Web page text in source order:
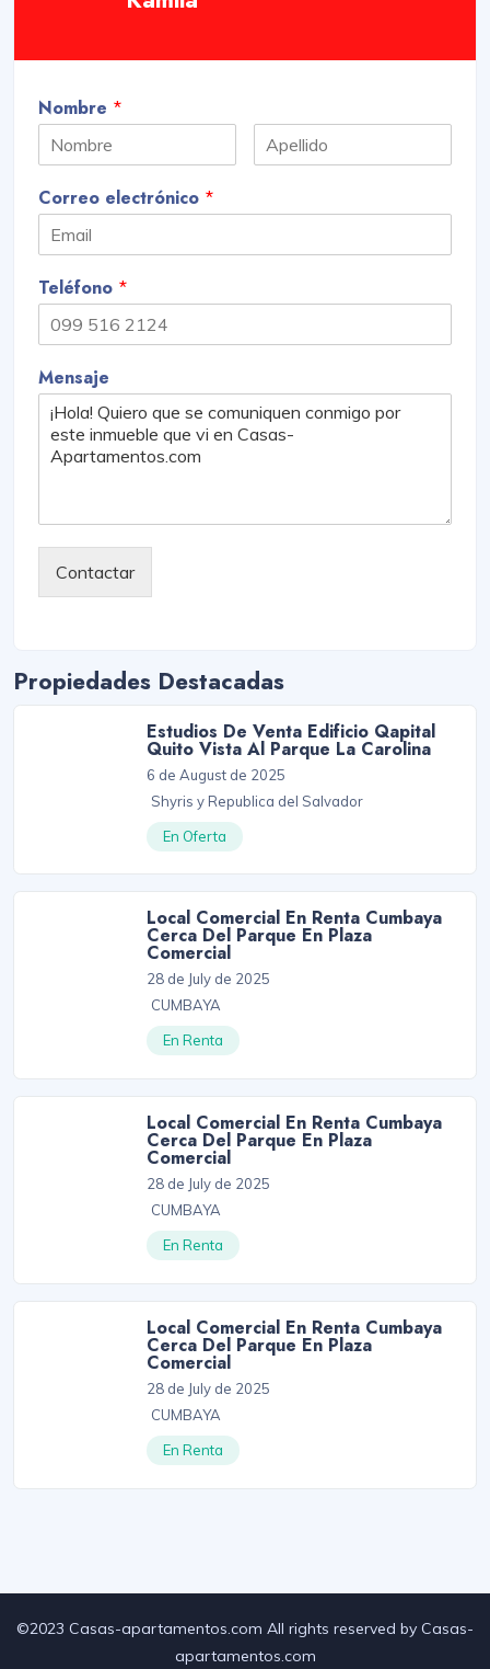
Nombre *
Correo electrónico *
Teléfono *
Mensaje
Contactar
Propiedades Destacadas
Estudios De Venta Edificio Qapital
Quito Vista Al Parque La Carolina
6 de August de 2025
Shyris y Republica del Salvador
En Oferta
Local Comercial En Renta Cumbaya
Cerca Del Parque En Plaza
Comercial
28 de July de 2025
CUMBAYA
En Renta
Local Comercial En Renta Cumbaya
Cerca Del Parque En Plaza
Comercial
28 de July de 2025
CUMBAYA
En Renta
Local Comercial En Renta Cumbaya
Cerca Del Parque En Plaza
Comercial
28 de July de 2025
CUMBAYA
En Renta
©2023 Casas-apartamentos.com All rights reserved by Casas-
apartamentos.com